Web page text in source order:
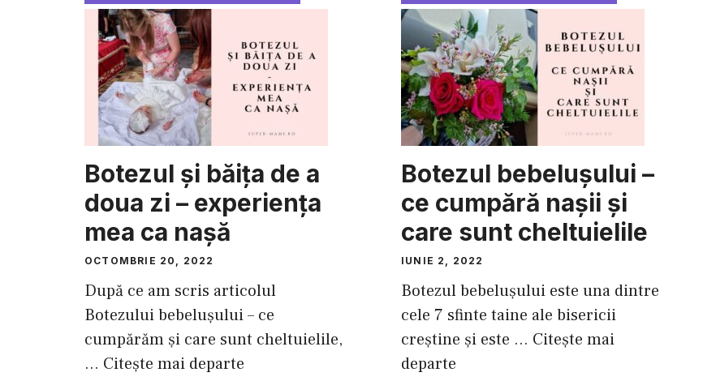
Botezul și băița de a
doua zi – experiența
mea ca nașă
OCTOMBRIE 20, 2022
După ce am scris articolul
Botezului bebelușului – ce
cumpărăm și care sunt cheltuielile,
... Citește mai departe
Botezul bebelușului –
ce cumpără nașii și
care sunt cheltuielile
IUNIE 2, 2022
Botezul bebelușului este una dintre
cele 7 sfinte taine ale bisericii
creștine și este ... Citește mai
departe